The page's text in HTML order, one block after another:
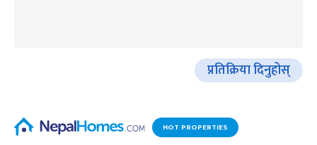
प्रतिक्रिया दिनुहोस्
HOT PROPERTIES